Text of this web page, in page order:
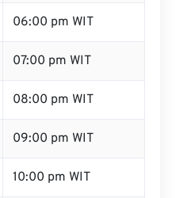
06:00 pm WIT
07:00 pm WIT
08:00 pm WIT
09:00 pm WIT
10:00 pm WIT